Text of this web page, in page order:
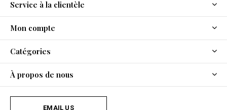
Service à la clientèle
Mon compte
Catégories
À propos de nous
EMAIL US